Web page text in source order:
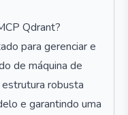
Qdrant?
para gerenciar e
de máquina de
robusta
e garantindo uma